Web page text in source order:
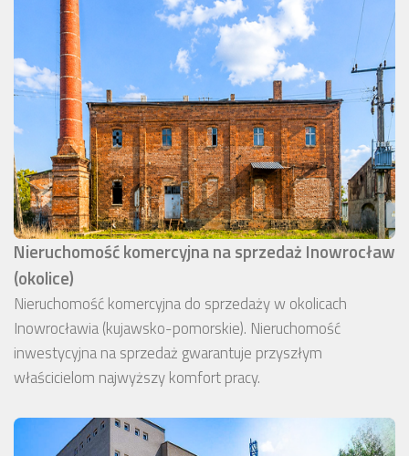
Nieruchomość komercyjna na sprzedaż Inowrocław
(okolice)
Nieruchomość komercyjna do sprzedaży w okolicach
Inowrocławia (kujawsko-pomorskie). Nieruchomość
inwestycyjna na sprzedaż gwarantuje przyszłym
właścicielom najwyższy komfort pracy.